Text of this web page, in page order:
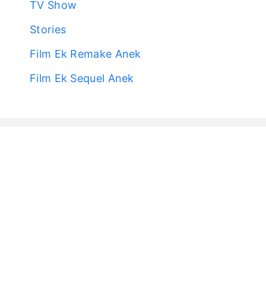
TV Show
Stories
Film Ek Remake Anek
Film Ek Sequel Anek